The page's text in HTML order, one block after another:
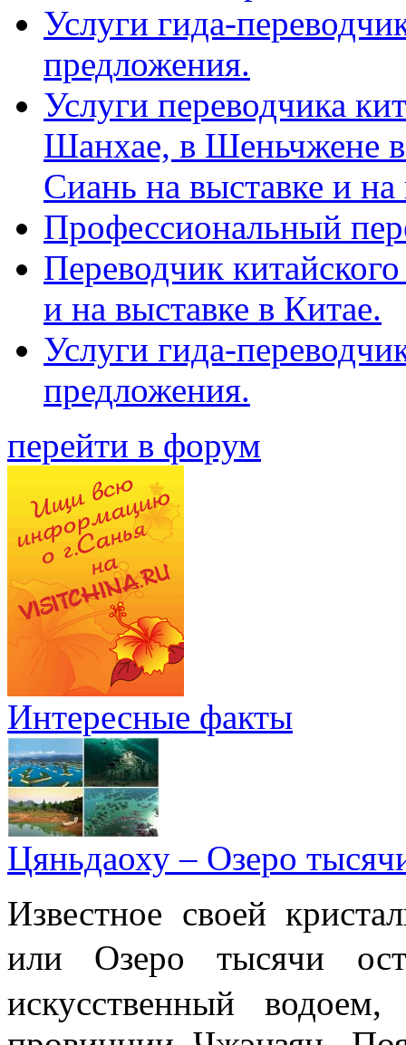
Услуги гида-
предложения.
Услуги переводчика
Шанхае, в Шеньчжене
Сиань на выставке и
Профессиональный
Переводчик
и на выставке в Китае.
Услуги гида-
предложения.
перейти в форум
Интересные факты
Цяньдаоху – Озеро
Известное своей
или Озеро тысячи
искусственный